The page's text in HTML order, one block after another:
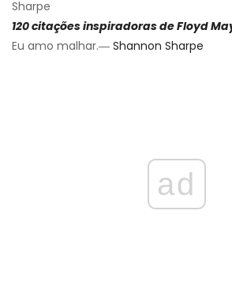
Sharpe
120 citações inspiradoras de Floyd
Eu amo malhar.― Shannon Sharpe
ad